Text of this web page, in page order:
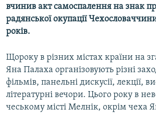
вчинив акт самоспалення на знак
радянської окупації
років.
Щороку в різних містах країни на
Яна Палаха організовують різні
фільмів, панельні дискусії, лекції,
літературні вечори. Цього року в
чеському місті Мелнік, окрім чеха